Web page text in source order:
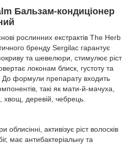
Бальзам-кондиціонер
рослинних екстрактів The Herb
бренду Sergilac гарантує
та шевелюри, стимулює ріст
локонам блиск, густоту та
До формули препарату входить
такі як мати-й-мачуха,
деревій, чебрець.
активізує ріст волосків
має антибактеріальну та